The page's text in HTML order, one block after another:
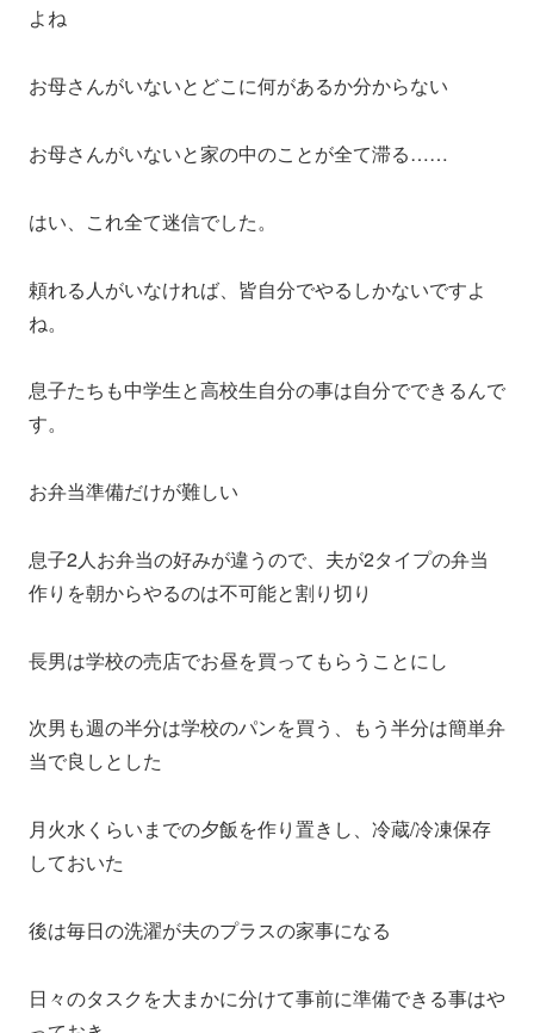
よね
お母さんがいないとどこに何があるか分からない
お母さんがいないと家の中のことが全て滞る……
はい、これ全て迷信でした。
頼れる人がいなければ、皆自分でやるしかないですよ
ね。
息子たちも中学生と高校生自分の事は自分でできるんで
す。
お弁当準備だけが難しい
息子2人お弁当の好みが違うので、夫が2タイプの弁当
作りを朝からやるのは不可能と割り切り
長男は学校の売店でお昼を買ってもらうことにし
次男も週の半分は学校のパンを買う、もう半分は簡単弁
当で良しとした
月火水くらいまでの夕飯を作り置きし、冷蔵/冷凍保存
しておいた
後は毎日の洗濯が夫のプラスの家事になる
日々のタスクを大まかに分けて事前に準備できる事はや